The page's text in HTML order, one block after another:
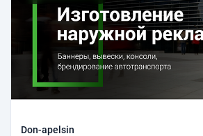
Don-apelsin